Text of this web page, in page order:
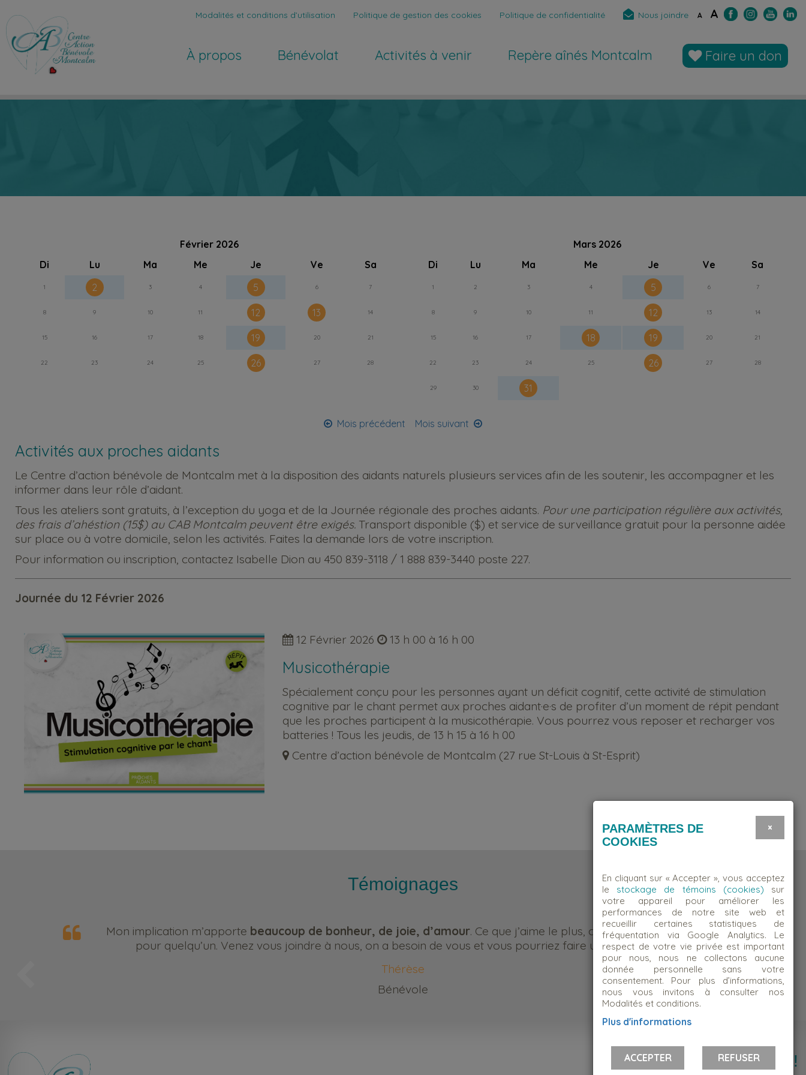
Modalités et conditions d’utilisation Politique de gestion des cookies Politique de confidentialité Nous joindre A A
À propos Bénévolat Activités à venir Repère aînés Montcalm Faire un don
Février 2026
Di
Lu Ma Me Je Ve Sa
1 2 3 4 5 6 7
8 9 10 11 12 13 14
15 16 17 18 19 20 21
22 23 24 25 26 27 28
Mars 2026
Di
Lu Ma Me Je Ve Sa
1 2 3 4 5 6 7
8 9 10 11 12 13 14
15 16 17 18 19 20 21
22 23 24 25 26 27 28
29 30 31
Mois précédent Mois suivant
Activités aux proches aidants
Le Centre d’action bénévole de Montcalm met à la disposition des aidants naturels plusieurs services afin de les soutenir, les accompagner et les
informer dans leur rôle d’aidant.
Tous les ateliers sont gratuits, à l’exception du yoga et de la Journée régionale des proches aidants. Pour une participation régulière aux activités,
des frais d’ahéstion (15$) au CAB Montcalm peuvent être exigés. Transport disponible ($) et service de surveillance gratuit pour la personne aidée
sur place ou à votre domicile, selon les activités. Faites la demande lors de votre inscription.
Pour information ou inscription, contactez Isabelle Dion au 450 839-3118 / 1 888 839-3440 poste 227.
Journée du 12 Février 2026
12 Février 2026 13 h 00 à 16 h 00
Musicothérapie
Spécialement conçu pour les personnes ayant un déficit cognitif, cette activité de stimulation
cognitive par le chant permet aux proches aidant·e·s de profiter d’un moment de répit pendant
que les proches participent à la musicothérapie. Vous pourrez vous reposer et recharger vos
batteries ! Tous les jeudis, de 13 h 15 à 16 h 00
Centre d’action bénévole de Montcalm (27 rue St-Louis à St-Esprit)
Témoignages
Mon implication m’apporte beaucoup de bonheur, de joie, d’amour. Ce que j’aime le plus, c’est d’être quelqu’un
pour quelqu’un. Venez vous joindre à nous, on a besoin de vous et vous pourriez faire une différence.
Thérèse
Bénévole
Suivez-nous!
×
PARAMÈTRES DE
COOKIES
En cliquant sur « Accepter », vous acceptez
le stockage de témoins (cookies) sur
votre appareil pour améliorer les
performances de notre site web et
recueillir certaines statistiques de
fréquentation via Google Analytics. Le
respect de votre vie privée est important
pour nous, nous ne collectons aucune
donnée personnelle sans votre
consentement. Pour plus d’informations,
nous vous invitons à consulter nos
Modalités et conditions.
Plus d'informations
ACCEPTER REFUSER